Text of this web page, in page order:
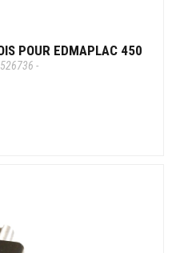
POUR EDMAPLAC 450
-